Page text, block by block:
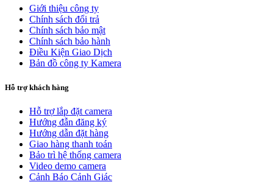
Giới thiệu công ty
Chính sách đổi trả
Chính sách bảo mật
Chính sách bảo hành
Điều Kiện Giao Dịch
Bản đồ công ty Kamera
Hỗ trợ khách hàng
Hỗ trợ lắp đặt camera
Hướng đẫn đăng ký
Hướng dẫn đặt hàng
Giao hàng thanh toán
Bảo trì hệ thống camera
Video demo camera
Cảnh Báo Cảnh Giác